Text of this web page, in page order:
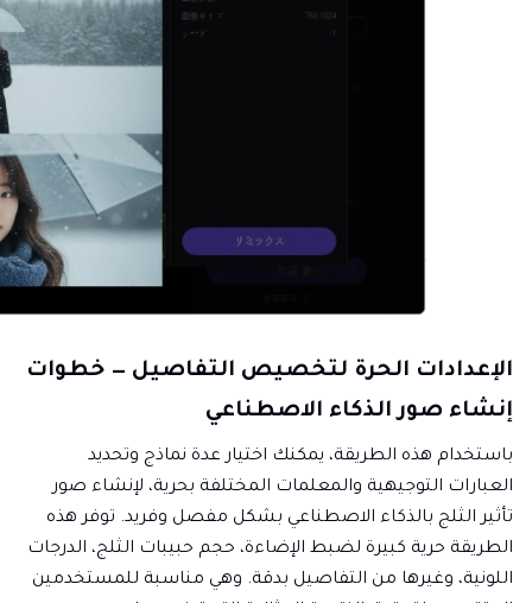
الإعدادات الحرة لتخصيص التفاصيل — خطوات
إنشاء صور الذكاء الاصطناعي
باستخدام هذه الطريقة، يمكنك اختيار عدة نماذج وتحديد
العبارات التوجيهية والمعلمات المختلفة بحرية، لإنشاء صور
تأثير الثلج بالذكاء الاصطناعي بشكل مفصل وفريد. توفر هذه
الطريقة حرية كبيرة لضبط الإضاءة، حجم حبيبات الثلج، الدرجات
اللونية، وغيرها من التفاصيل بدقة. وهي مناسبة للمستخدمين